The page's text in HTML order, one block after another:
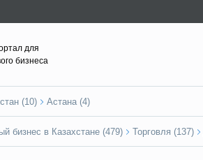
для
бизнеса
(10) Астана (4)
бизнес в Казахстане (479) Торговля (137)